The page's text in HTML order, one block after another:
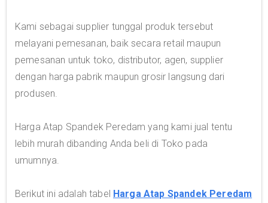
Kami sebagai supplier tunggal produk tersebut
melayani pemesanan, baik secara retail maupun
pemesanan untuk toko, distributor, agen, supplier
dengan harga pabrik maupun grosir langsung dari
produsen.
Harga Atap Spandek Peredam yang kami jual tentu
lebih murah dibanding Anda beli di Toko pada
umumnya.
Berikut ini adalah tabel Harga Atap Spandek Peredam